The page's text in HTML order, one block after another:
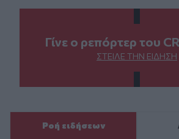
Γίνε ο ρεπόρτερ του
ΣΤΕΊΛΕ ΤΗΝ ΕΊΔΗΣΗ
Ροή ειδήσεων